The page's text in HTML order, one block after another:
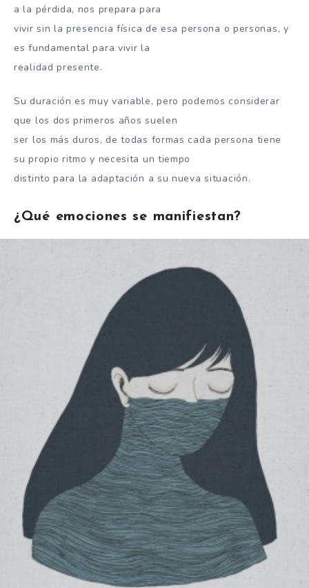
a la pérdida, nos prepara para
vivir sin la presencia física de esa persona o personas, y
es fundamental para vivir la
realidad presente.
Su duración es muy variable, pero podemos considerar
que los dos primeros años suelen
ser los más duros, de todas formas cada persona tiene
su propio ritmo y necesita un tiempo
distinto para la adaptación a su nueva situación.
¿Qué emociones se manifiestan?